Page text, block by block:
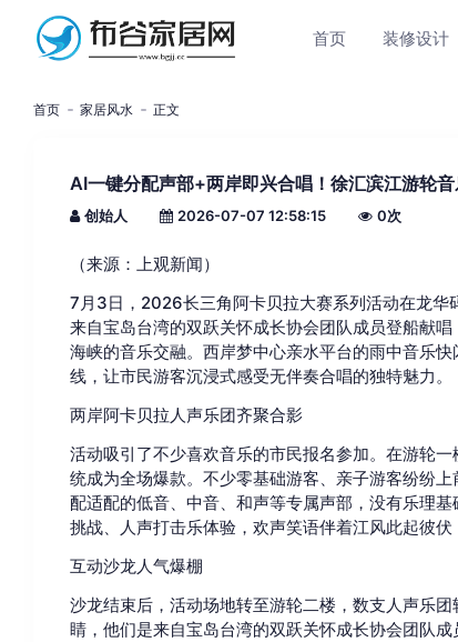
首页 装修设计
首页 家居风水 正文
AI一键分配声部+两岸即兴合唱！徐汇滨江游轮
创始人 2026-07-07 12:58:15 0次
（来源：上观新闻）
7月3日，2026长三角阿卡贝拉大赛系列活动在龙华
来自宝岛台湾的双跃关怀成长协会团队成员登船献
海峡的音乐交融。西岸梦中心亲水平台的雨中音乐
线，让市民游客沉浸式感受无伴奏合唱的独特魅力。
两岸阿卡贝拉人声乐团齐聚合影
活动吸引了不少喜欢音乐的市民报名参加。在游轮
统成为全场爆款。不少零基础游客、亲子游客纷纷
配适配的低音、中音、和声等专属声部，没有乐理
挑战、人声打击乐体验，欢声笑语伴着江风此起彼伏
互动沙龙人气爆棚
沙龙结束后，活动场地转至游轮二楼，数支人声乐
睛，他们是来自宝岛台湾的双跃关怀成长协会团队